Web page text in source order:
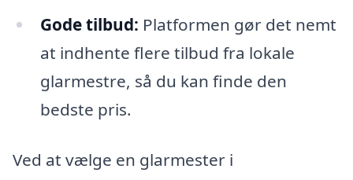
Gode tilbud: Platformen gør det nemt
at indhente flere tilbud fra lokale
glarmestre, så du kan finde den
bedste pris.
Ved at vælge en glarmester i